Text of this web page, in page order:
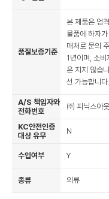
품질보증기준
본 제품은 엄
물품에 하자
매처로 문의
1년이며, 소
은 지지 않습
선 가능합니다.
A/S 책임자와
전화번호
㈜ 피닉스아
KC안전인증
대상 유무
N
수입여부 Y
종류 의류